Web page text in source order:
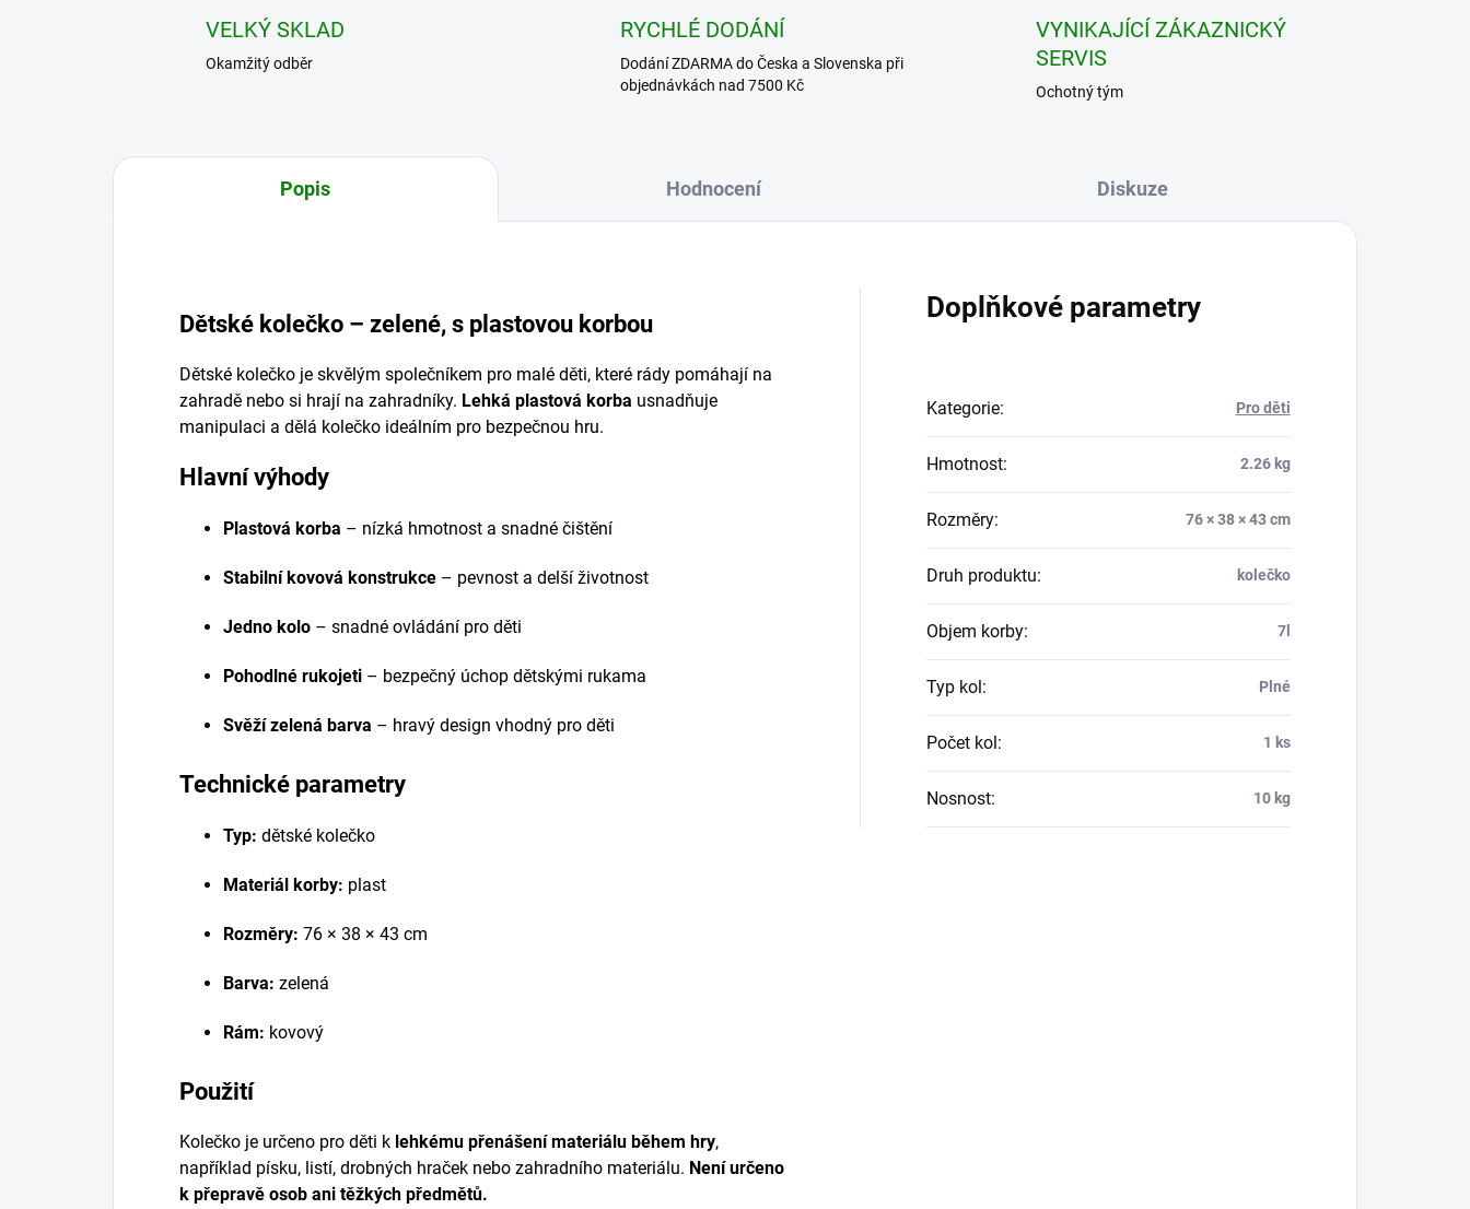
VELKÝ SKLAD
Okamžitý odběr
RYCHLÉ DODÁNÍ
Dodání ZDARMA do Česka a Slovenska při
objednávkách nad 7500 Kč
VYNIKAJÍCÍ ZÁKAZNICKÝ
SERVIS
Ochotný tým
Popis Hodnocení Diskuze
Dětské kolečko – zelené, s plastovou korbou
Dětské kolečko je skvělým společníkem pro malé děti, které rády pomáhají na
zahradě nebo si hrají na zahradníky. Lehká plastová korba usnadňuje
manipulaci a dělá kolečko ideálním pro bezpečnou hru.
Hlavní výhody
Plastová korba – nízká hmotnost a snadné čištění
Stabilní kovová konstrukce – pevnost a delší životnost
Jedno kolo – snadné ovládání pro děti
Pohodlné rukojeti – bezpečný úchop dětskými rukama
Svěží zelená barva – hravý design vhodný pro děti
Technické parametry
Typ: dětské kolečko
Materiál korby: plast
Rozměry: 76 × 38 × 43 cm
Barva: zelená
Rám: kovový
Použití
Kolečko je určeno pro děti k lehkému přenášení materiálu během hry,
například písku, listí, drobných hraček nebo zahradního materiálu. Není určeno
k přepravě osob ani těžkých předmětů.
Doplňkové parametry
Kategorie: Pro děti
Hmotnost: 2.26 kg
Rozměry: 76 × 38 × 43 cm
Druh produktu: kolečko
Objem korby: 7l
Typ kol : Plné
Počet kol : 1 ks
Nosnost: 10 kg